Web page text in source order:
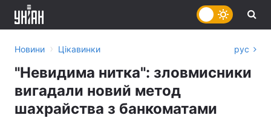
Новини › Цікавинки рус
"Невидима нитка": зловмисники
вигадали новий метод
шахрайства з банкоматами